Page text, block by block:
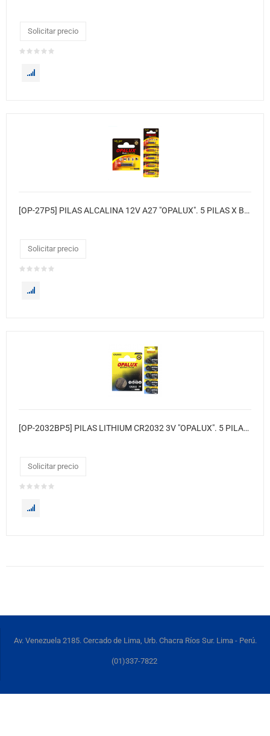
Solicitar precio
[OP-27P5] PILAS ALCALINA 12V A27 "OPALUX". 5 PILAS X BLISTER / 10 BLISTER X CAJA / MASTER X 360 CAJAS.
Solicitar precio
[OP-2032BP5] PILAS LITHIUM CR2032 3V "OPALUX". 5 PILAS X BLISTER / 30 BLISTER X CAJA / MASTER X 360 CAJA.
Solicitar precio
Av. Venezuela 2185. Cercado de Lima, Urb. Chacra Ríos Sur. Lima - Perú.
(01)337-7822